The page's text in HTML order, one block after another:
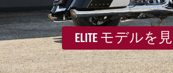
ELITE モデルを